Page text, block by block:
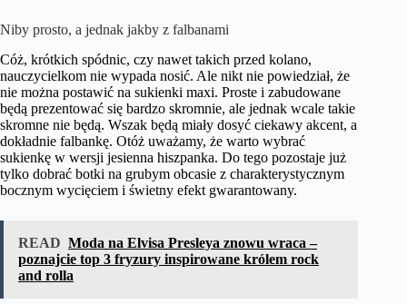
Niby prosto, a jednak jakby z falbanami
Cóż, krótkich spódnic, czy nawet takich przed kolano,
nauczycielkom nie wypada nosić. Ale nikt nie powiedział, że
nie można postawić na sukienki maxi. Proste i zabudowane
będą prezentować się bardzo skromnie, ale jednak wcale takie
skromne nie będą. Wszak będą miały dosyć ciekawy akcent, a
dokładnie falbankę. Otóż uważamy, że warto wybrać
sukienkę w wersji jesienna hiszpanka. Do tego pozostaje już
tylko dobrać botki na grubym obcasie z charakterystycznym
bocznym wycięciem i świetny efekt gwarantowany.
READ Moda na Elvisa Presleya znowu wraca –
poznajcie top 3 fryzury inspirowane królem rock
and rolla